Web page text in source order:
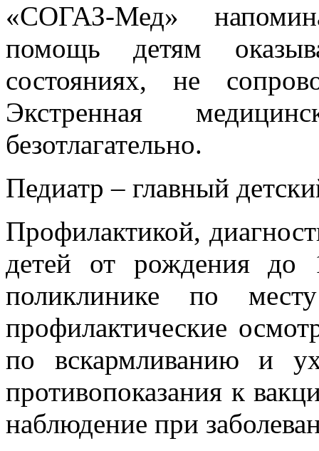
«СОГАЗ-Мед»
помощь детям
состояниях, не
Экстренная
безотлагательно.
Педиатр – главный
Профилактикой,
детей от рождения до
поликлинике по
профилактические
по вскармливанию и
противопоказания к
наблюдение при